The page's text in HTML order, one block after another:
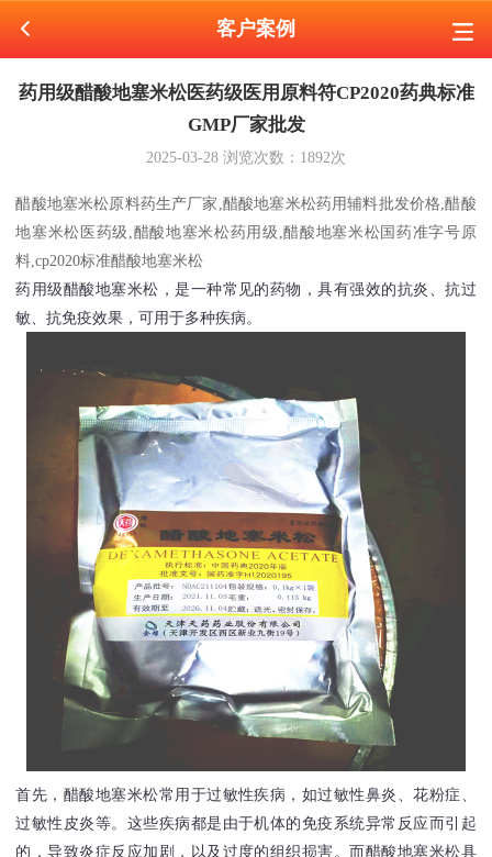
客户案例
药用级醋酸地塞米松医药级医用原料符CP2020药典标准
GMP厂家批发
2025-03-28 浏览次数： 1892次
醋酸地塞米松原料药生产厂家,醋酸地塞米松药用辅料批发价格,醋酸
地塞米松医药级,醋酸地塞米松药用级,醋酸地塞米松国药准字号原
料,cp2020标准醋酸地塞米松
药用级醋酸地塞米松，是一种常见的药物，具有强效的抗炎、抗过
敏、抗免疫效果，可用于多种疾病。
首先，醋酸地塞米松常用于过敏性疾病，如过敏性鼻炎、花粉症、
过敏性皮炎等。这些疾病都是由于机体的免疫系统异常反应而引起
的，导致炎症反应加剧，以及过度的组织损害。而醋酸地塞米松具